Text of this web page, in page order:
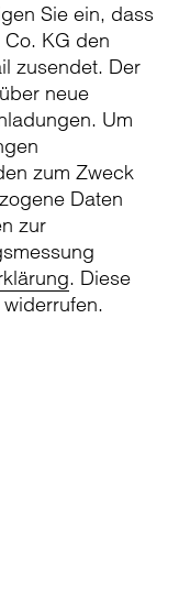
Sie ein, dass
KG den
zusendet. Der
neue
Um
zum Zweck
Daten
zur
. Diese